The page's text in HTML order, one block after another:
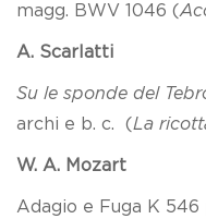
magg. BWV 1046 (
A. Scarlatti
Su le sponde del
archi e b. c. (La
W. A. Mozart
Adagio e Fuga K